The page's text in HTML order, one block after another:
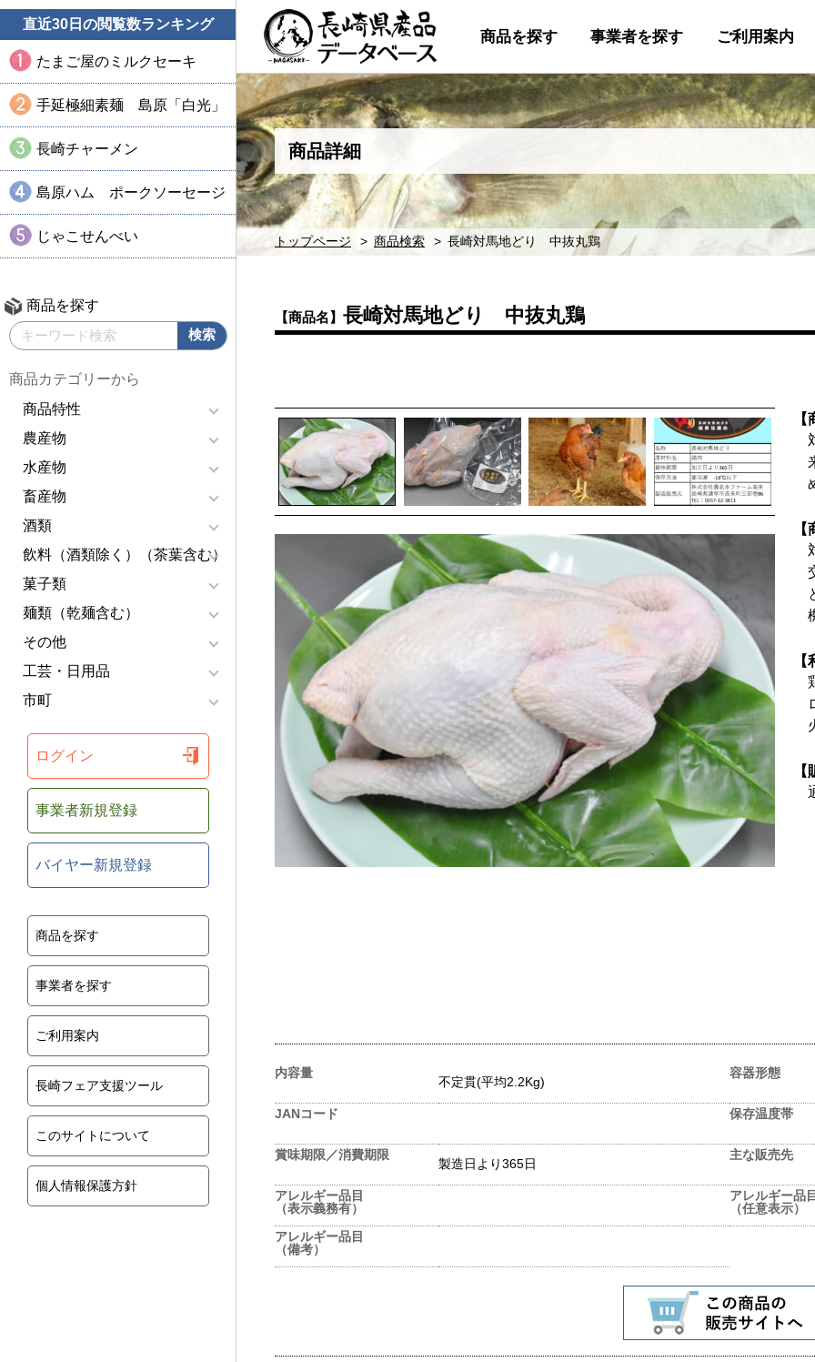
直近30日の閲覧数ランキング
たまご屋のミルクセーキ
手延極細素麺 島原「白光」
長崎チャーメン
島原ハム ポークソーセージ
じゃこせんべい
商品を探す
商品カテゴリーから
商品特性
農産物
水産物
畜産物
酒類
飲料（酒類除く）（茶葉含む）
菓子類
麺類（乾麺含む）
その他
工芸・日用品
市町
ログイン
事業者新規登録
バイヤー新規登録
商品を探す
事業者を探す
ご利用案内
長崎フェア支援ツール
このサイトについて
個人情報保護方針
商品を探す 事業者を探す ご利用案内
商品詳細
トップページ 商品検索 長崎対馬地どり 中抜丸鶏
【商品名】 長崎対馬地どり 中抜丸鶏
内容量
不定貫(平均2.2Kg)
容器形態
JANコード 保存温度帯
賞味期限／消費期限
製造日より365日
主な販売先
アレルギー品目
（表示義務有）
アレルギー品目
（任意表示）
アレルギー品目
（備考）